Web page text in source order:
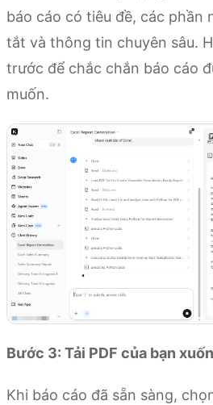
báo cáo có tiêu đề, các phần
tắt và thông tin chuyên sâu.
trước để chắc chắn báo cáo
muốn.
Bước 3: Tải PDF của bạn
Khi báo cáo đã sẵn sàng,